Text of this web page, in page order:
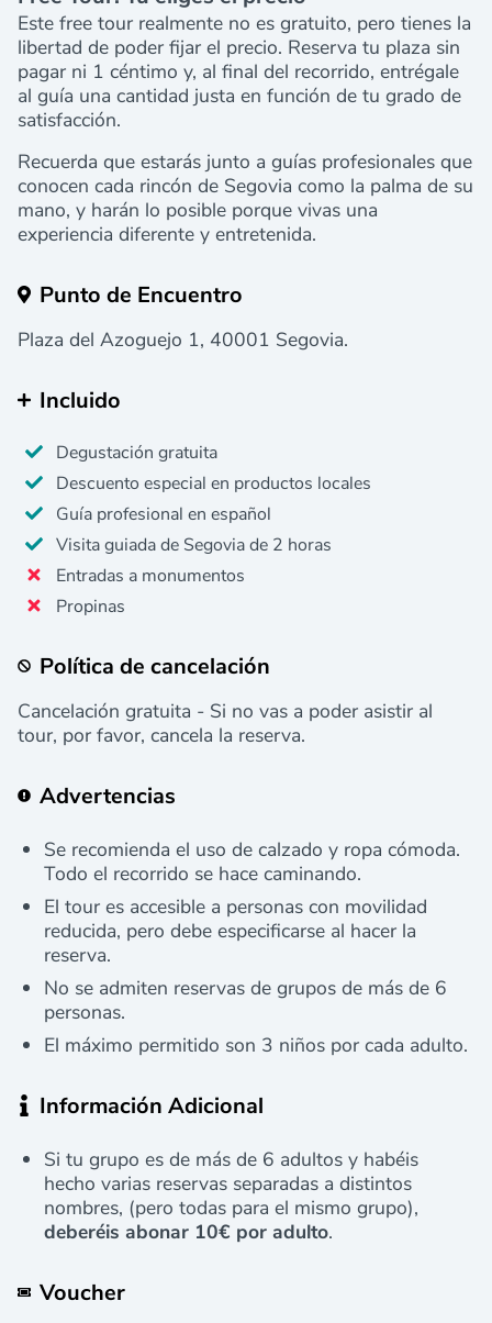
Este free tour realmente no es gratuito, pero tienes la
libertad de poder fijar el precio. Reserva tu plaza sin
pagar ni 1 céntimo y, al final del recorrido, entrégale
al guía una cantidad justa en función de tu grado de
satisfacción.
Recuerda que estarás junto a guías profesionales que
conocen cada rincón de Segovia como la palma de su
mano, y harán lo posible porque vivas una
experiencia diferente y entretenida.
Punto de Encuentro
Plaza del Azoguejo 1, 40001 Segovia.
Incluido
Degustación gratuita
Descuento especial en productos locales
Guía profesional en español
Visita guiada de Segovia de 2 horas
Entradas a monumentos
Propinas
Política de cancelación
Cancelación gratuita - Si no vas a poder asistir al
tour, por favor, cancela la reserva.
Advertencias
Se recomienda el uso de calzado y ropa cómoda.
Todo el recorrido se hace caminando.
El tour es accesible a personas con movilidad
reducida, pero debe especificarse al hacer la
reserva.
No se admiten reservas de grupos de más de 6
personas.
El máximo permitido son 3 niños por cada adulto.
Información Adicional
Si tu grupo es de más de 6 adultos y habéis
hecho varias reservas separadas a distintos
nombres, (pero todas para el mismo grupo),
deberéis abonar 10€ por adulto.
Voucher